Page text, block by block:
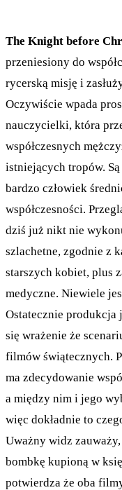
The Knight before
przeniesiony do
rycerską misję i
Oczywiście wpada
nauczycielki, która
współczesnych
istniejących tropów.
bardzo człowiek
współczesności.
dziś już nikt nie
szlachetne, zgodnie z
starszych kobiet, plus
medyczne. Niewiele
Ostatecznie produkcja
się wrażenie że
filmów świątecznych.
ma zdecydowanie
a między nim i jego
więc dokładnie to
Uważny widz
bombkę kupioną w
potwierdza że oba